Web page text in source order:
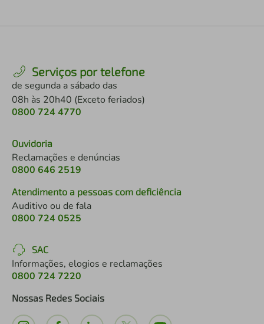
Serviços por telefone
de segunda a sábado das
08h às 20h40 (Exceto feriados)
0800 724 4770
Ouvidoria
Reclamações e denúncias
0800 646 2519
Atendimento a pessoas com deficiência
Auditivo ou de fala
0800 724 0525
SAC
Informações, elogios e reclamações
0800 724 7220
Nossas Redes Sociais